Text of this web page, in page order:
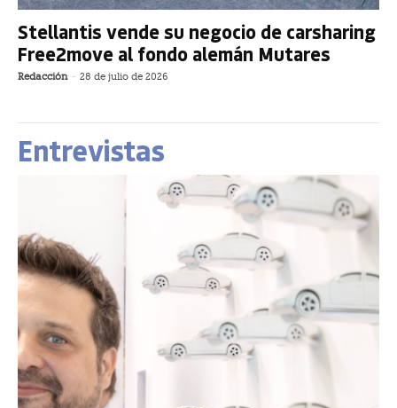
Stellantis vende su negocio de carsharing
Free2move al fondo alemán Mutares
Redacción - 28 de julio de 2026
Entrevistas